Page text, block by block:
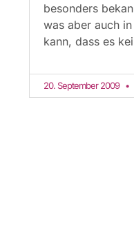
besonders
was aber auch
kann, dass es
20. September 2009